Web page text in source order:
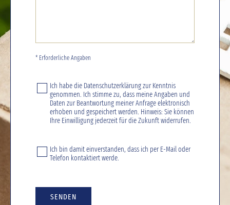
* Erforderliche Angaben
Ich habe die Datenschutzerklärungzur Kenntnis
genommen. Ich stimme zu, dass meine Angaben und
Daten zur Beantwortung meiner Anfrage elektronisch
erhoben und gespeichert werden. Hinweis: Sie können
Ihre Einwilligung jederzeit für die Zukunft widerrufen.
Ich bin damit einverstanden, dass ich per E-Mail oder
Telefon kontaktiert werde.
SENDEN